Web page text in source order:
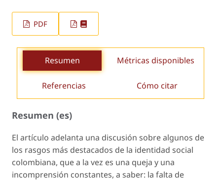
PDF
Resumen Métricas disponibles
Referencias Cómo citar
Resumen (es)
El artículo adelanta una discusión sobre algunos de
los rasgos más destacados de la identidad social
colombiana, que a la vez es una queja y una
incomprensión constantes, a saber: la falta de